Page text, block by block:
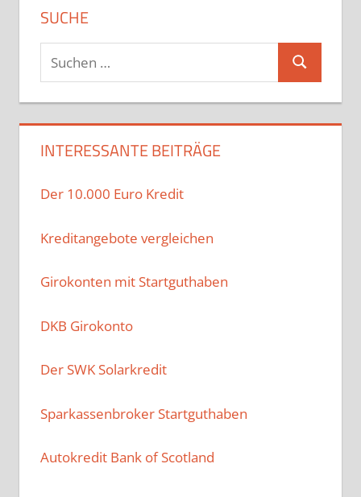
SUCHE
Suchen
nach:
Suchen
INTERESSANTE BEITRÄGE
Der 10.000 Euro Kredit
Kreditangebote vergleichen
Girokonten mit Startguthaben
DKB Girokonto
Der SWK Solarkredit
Sparkassenbroker Startguthaben
Autokredit Bank of Scotland